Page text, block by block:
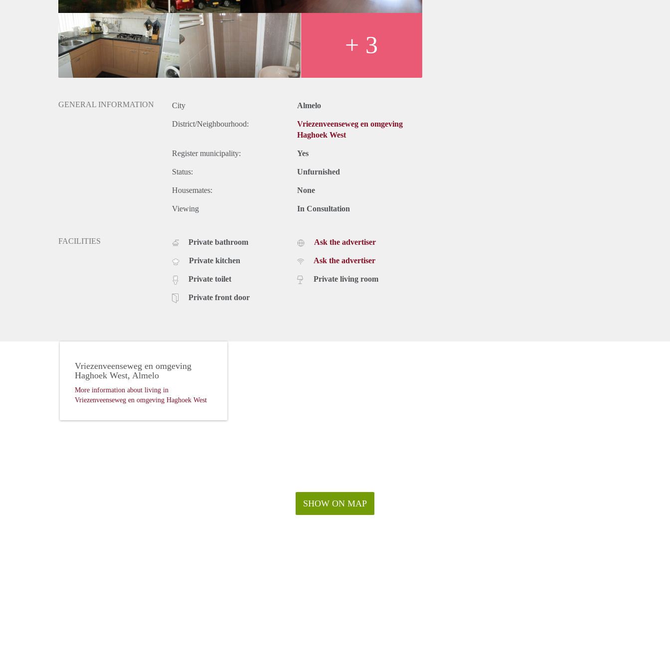
+ 3
GENERAL INFORMATION City Almelo
District/Neighbourhood:
Vriezenveenseweg en omgeving
Haghoek West
Register municipality: Yes
Status: Unfurnished
Housemates: None
Viewing In Consultation
FACILITIES Private bathroom
Private kitchen
Private toilet
Private front door
Ask the advertiser
Ask the advertiser
Private living room
SHOW ON MAP
Vriezenveenseweg en omgeving
Haghoek West, Almelo
More information about living in
Vriezenveenseweg en omgeving Haghoek West